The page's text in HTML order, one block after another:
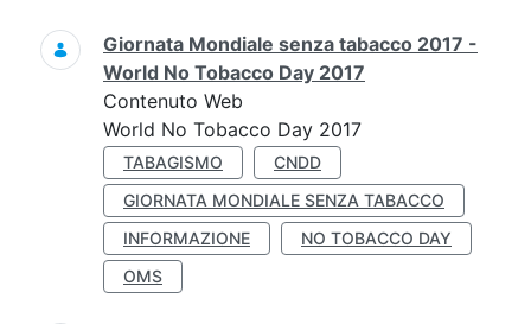
Giornata Mondiale senza tabacco 2017 -
World No Tobacco Day 2017
Contenuto Web
World No Tobacco Day 2017
TABAGISMO
CNDD
GIORNATA MONDIALE SENZA TABACCO
INFORMAZIONE
NO TOBACCO DAY
OMS